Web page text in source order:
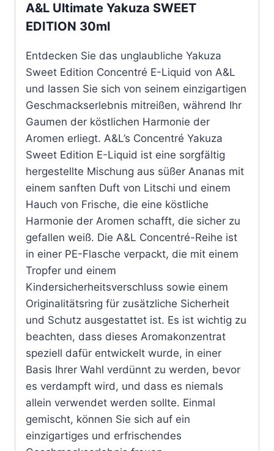
A&L Ultimate Yakuza SWEET
EDITION 30ml
Entdecken Sie das unglaubliche Yakuza
Sweet Edition Concentré E-Liquid von A&L
und lassen Sie sich von seinem einzigartigen
Geschmackserlebnis mitreißen, während Ihr
Gaumen der köstlichen Harmonie der
Aromen erliegt. A&L’s Concentré Yakuza
Sweet Edition E-Liquid ist eine sorgfältig
hergestellte Mischung aus süßer Ananas mit
einem sanften Duft von Litschi und einem
Hauch von Frische, die eine köstliche
Harmonie der Aromen schafft, die sicher zu
gefallen weiß. Die A&L Concentré-Reihe ist
in einer PE-Flasche verpackt, die mit einem
Tropfer und einem
Kindersicherheitsverschluss sowie einem
Originalitätsring für zusätzliche Sicherheit
und Schutz ausgestattet ist. Es ist wichtig zu
beachten, dass dieses Aromakonzentrat
speziell dafür entwickelt wurde, in einer
Basis Ihrer Wahl verdünnt zu werden, bevor
es verdampft wird, und dass es niemals
allein verwendet werden sollte. Einmal
gemischt, können Sie sich auf ein
einzigartiges und erfrischendes